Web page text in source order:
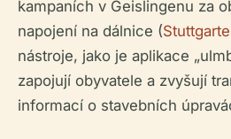
kampaních v Geislingenu za
napojení na dálnice (
nástroje, jako je aplikace
zapojují obyvatele a zvyšují
informací o stavebních